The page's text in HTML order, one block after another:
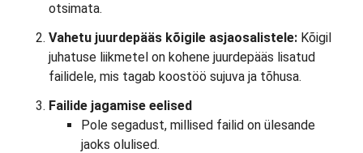
otsimata.
Vahetu juurdepääs kõigile asjaosalistele: Kõigil
juhatuse liikmetel on kohene juurdepääs lisatud
failidele, mis tagab koostöö sujuva ja tõhusa.
Failide jagamise eelised
Pole segadust, millised failid on ülesande
jaoks olulised.